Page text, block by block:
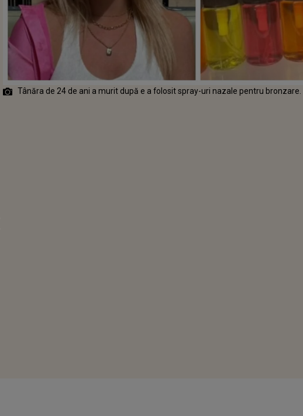
Tânăra de 24 de ani a murit după e a folosit spray-uri nazale pentru bronzare.